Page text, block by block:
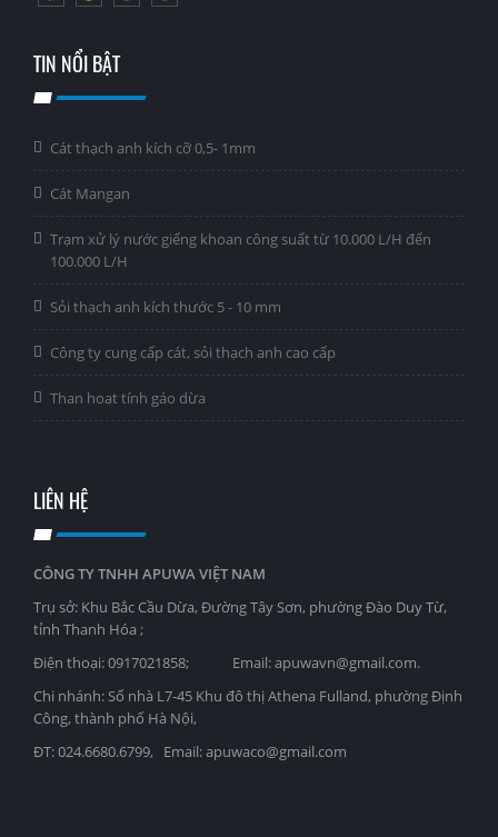
TIN NỔI BẬT
Cát thạch anh kích cỡ 0,5- 1mm
Cát Mangan
Trạm xử lý nước giếng khoan công suất từ 10.000 L/H đến
100.000 L/H
Sỏi thạch anh kích thước 5 - 10 mm
Công ty cung cấp cát, sỏi thạch anh cao cấp
Than hoat tính gáo dừa
LIÊN HỆ
CÔNG TY TNHH APUWA VIỆT NAM
Trụ sở: Khu Bắc Cầu Dừa, Đường Tây Sơn, phường Đào Duy Từ,
tỉnh Thanh Hóa ;
Điện thoại: 0917021858; Email: apuwavn@gmail.com.
Chi nhánh: Số nhà L7-45 Khu đô thị Athena Fulland, phường Định
Công, thành phố Hà Nội,
ĐT: 024.6680.6799, Email: apuwaco@gmail.com